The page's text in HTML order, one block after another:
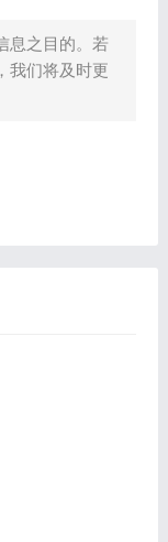
息之目的。若
我们将及时更